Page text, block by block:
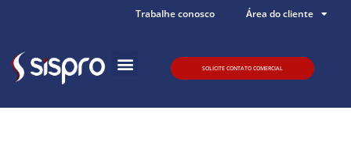
Trabalhe conosco Área do cliente
SOLICITE CONTATO COMERCIAL